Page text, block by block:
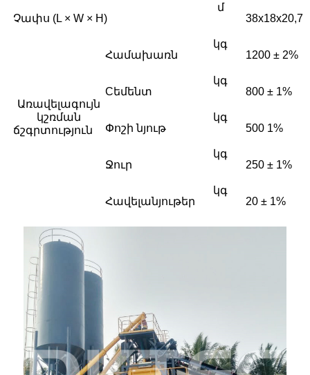
Չափս (L × W × H)
մ
38x18x20,7
Առավելագույն
կշռման
ճշգրտություն
Համախառն
կգ
1200 ± 2%
Cեմենտ
կգ
800 ± 1%
Փոշի նյութ
կգ
500 1%
Ջուր
կգ
250 ± 1%
Հավելանյութեր
կգ
20 ± 1%